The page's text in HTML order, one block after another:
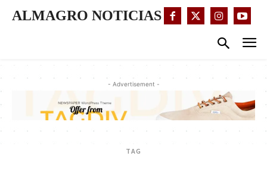
ALMAGRO NOTICIAS
- Advertisement -
TAG